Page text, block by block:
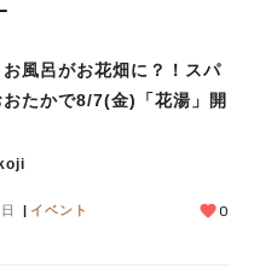
お風呂がお花畑に？！スパ
おたかで8/7(金)「花湯」開
イベント 0